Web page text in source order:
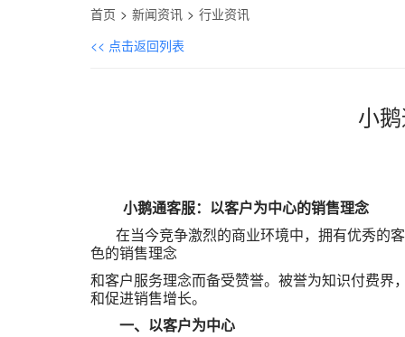
首页 新闻资讯
行业资讯
<< 点击返回列表
小
小鹅通客服：以客户为中心的销售理念
在当今竞争激烈的商业环境中，拥有优秀的
色的销售理念
和客户服务理念而备受赞誉。 被誉为知识付费界
和促进销售增长。
一、以客户为中心